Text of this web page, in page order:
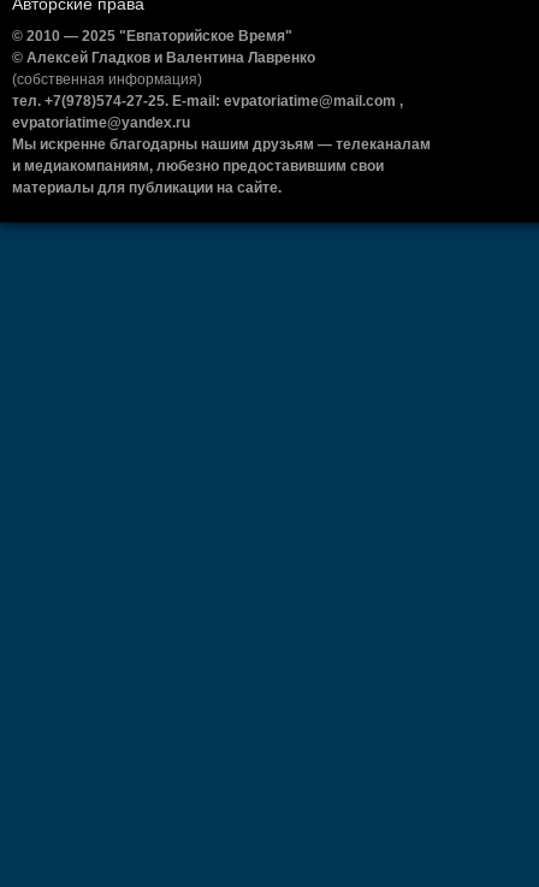
© 2010 — 2025 "Евпаторийское Время"
© Алексей Гладков и Валентина Лавренко
(собственная информация)
тел. +7(978)574-27-25. E-mail: evpatoriatime@mail.com ,
evpatoriatime@yandex.ru
Мы искренне благодарны нашим друзьям — телеканалам
и медиакомпаниям, любезно предоставившим свои
материалы для публикации на сайте.